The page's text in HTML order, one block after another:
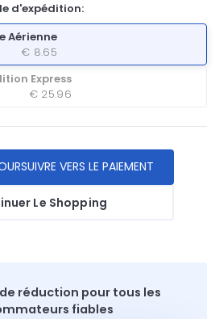
d'expédition:
Aérienne
€ 8.65
Express
€ 25.96
Le Shopping
réduction pour tous les
fiables